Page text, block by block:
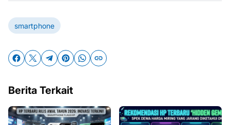
smartphone
Berita Terkait